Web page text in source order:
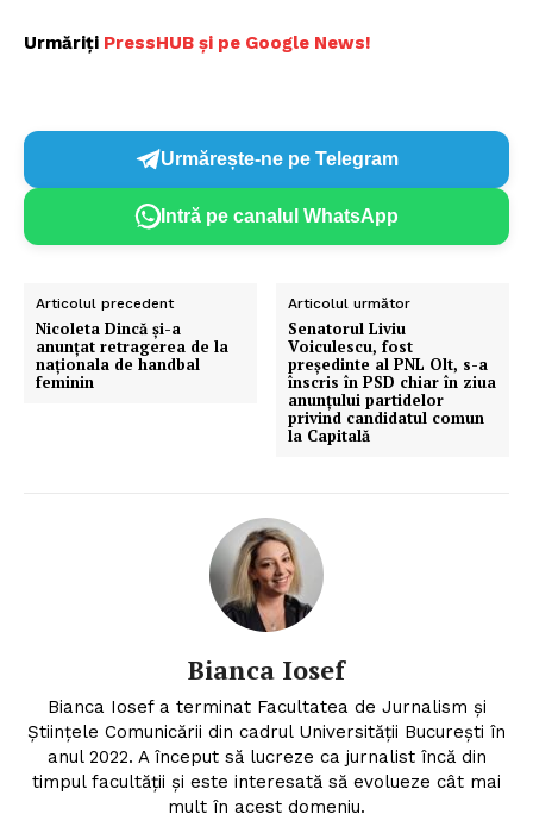
Un proiect
FREEDOM HOUSE ROMÂNIA
Urmăriți PressHUB și pe Google News!
Urmărește-ne pe Telegram
Intră pe canalul WhatsApp
Articolul precedent
Nicoleta Dincă și-a
anunțat retragerea de la
naționala de handbal
feminin
Articolul următor
Senatorul Liviu
Voiculescu, fost
preşedinte al PNL Olt, s-a
înscris în PSD chiar în ziua
anunţului partidelor
privind candidatul comun
la Capitală
Bianca Iosef
Bianca Iosef a terminat Facultatea de Jurnalism și
Științele Comunicării din cadrul Universității București în
anul 2022. A început să lucreze ca jurnalist încă din
timpul facultății și este interesată să evolueze cât mai
mult în acest domeniu.